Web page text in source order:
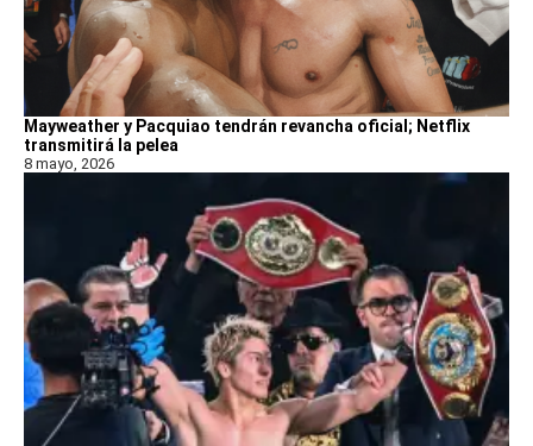
Mayweather y Pacquiao tendrán revancha oficial; Netflix
transmitirá la pelea
8 mayo, 2026